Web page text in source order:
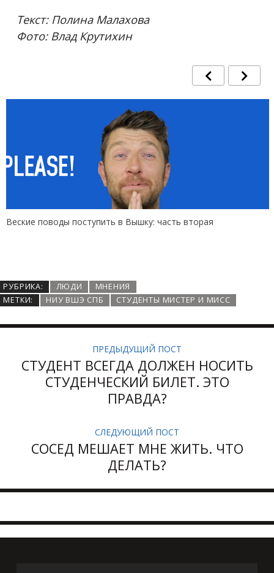
Текст: Полина Малахова
Фото: Влад Крутихин
Веские поводы поступить в Вышку: часть вторая
РУБРИКА: ЛЮДИ
МНЕНИЯ
МЕТКИ:
НИУ ВШЭ СПБ СТУДЕНТЫ МИСТЕР И МИСС
ПРЕДЫДУЩИЙ ПОСТ
СТУДЕНТ ВСЕГДА ДОЛЖЕН НОСИТЬ
СТУДЕНЧЕСКИЙ БИЛЕТ. ЭТО
ПРАВДА?
СЛЕДУЮЩИЙ ПОСТ
СОСЕД МЕШАЕТ МНЕ ЖИТЬ. ЧТО
ДЕЛАТЬ?